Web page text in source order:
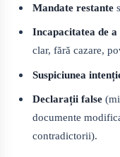
Mandate restante
Incapacitatea de
clar, fără cazare,
Suspiciunea
Declarații false
documente
contradictorii).